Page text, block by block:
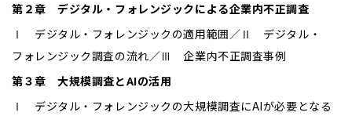
第２章 デジタル・フォレンジックによる企業内不正調査
Ⅰ デジタル・フォレンジックの適用範囲／Ⅱ デジタル・
フォレンジック調査の流れ／Ⅲ 企業内不正調査事例
第３章 大規模調査とAIの活用
Ⅰ デジタル・フォレンジックの大規模調査にAIが必要となる